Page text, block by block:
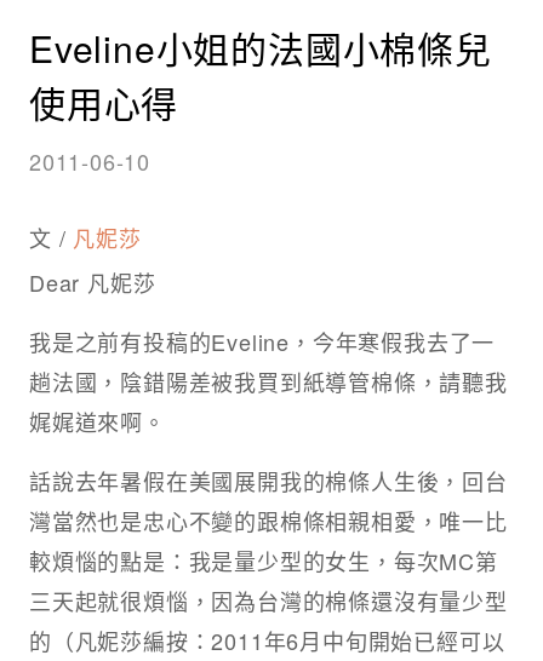
Eveline小姐的法國小棉條兒
使用心得
2011-06-10
文 / 凡妮莎
Dear 凡妮莎
我是之前有投稿的Eveline，今年寒假我去了一
趟法國，陰錯陽差被我買到紙導管棉條，請聽我
娓娓道來啊。
話說去年暑假在美國展開我的棉條人生後，回台
灣當然也是忠心不變的跟棉條相親相愛，唯一比
較煩惱的點是：我是量少型的女生，每次MC第
三天起就很煩惱，因為台灣的棉條還沒有量少型
的（凡妮莎編按：2011年6月中旬開始已經可以